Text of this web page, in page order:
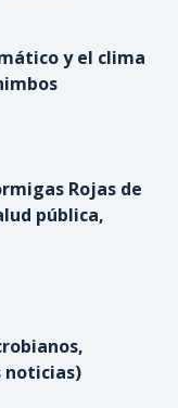
y el clima
Rojas de
pública,
noticias)